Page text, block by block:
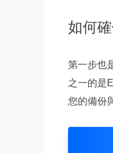
如何
第一步也
之一的是
您的備份